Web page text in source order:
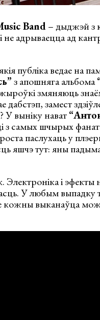
Band– дыджэй з
не адрываецца ад
публіка ведае на
з апошняга альбома
змяняюць
замест
У выніку нават
з самых шчырых
паслухаць у
яшчэ тут: яны
Электроніка і
У любым выпадку
выканаўца можа